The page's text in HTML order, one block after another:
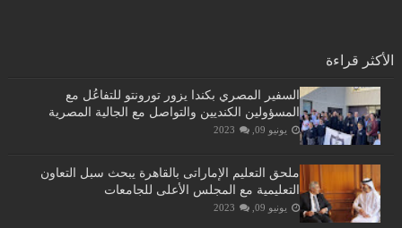
الأكثر قراءة
السفير المصري بكندا يزور تورونتو للتفاعُل مع
المسؤولين الكنديين والتواصل مع الجالية المصرية
يونيو 09, 2023
ملحق التعليم الإماراتى بالقاهرة يبحث سبل التعاون
التعليمية مع المجلس الأعلى للجامعات
يونيو 09, 2023